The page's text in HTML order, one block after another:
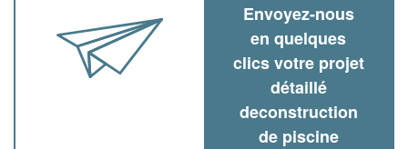
Envoyez-nous
en quelques
clics votre projet
détaillé
deconstruction
de piscine